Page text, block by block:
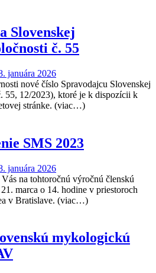
Slovenskej
č. 55
januára 2026
nové číslo Spravodajcu Slovenskej
55, 12/2023), ktoré je k dispozícii k
stránke. (viac…)
SMS 2023
januára 2026
na tohtoročnú výročnú členskú
marca o 14. hodine v priestoroch
v Bratislave. (viac…)
mykologickú